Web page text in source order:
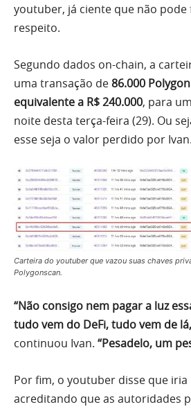
youtuber, já ciente que não pode
respeito.
Segundo dados on-chain, a
uma transação de86.000
equivalente a R$ 240.000, para
noite desta terça-feira (29). Ou
esse seja o valor perdido por Ivan.
Carteira do youtuber que vazou suas chaves
Polygonscan.
“Não consigo nem pagar a luz
tudo vem do DeFi, tudo vem de
continuou Ivan. “Pesadelo, um
Por fim, o youtuber disse que iria
acreditando que as autoridades